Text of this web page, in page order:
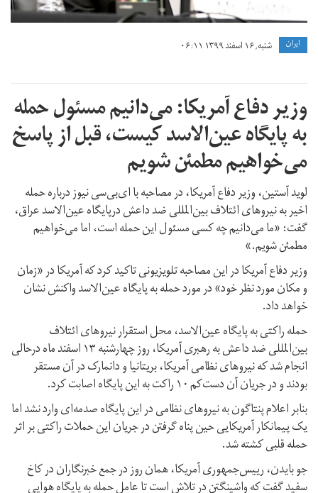
ايران شنبه, ۱۶ اسفند ۱۳۹۹ ۰۶:۱۱
وزیر دفاع آمریکا: می‌دانیم مسئول حمله
به پایگاه عین‌الاسد کیست، قبل از پاسخ
می‌خواهیم مطمئن شویم
لوید آستین، وزیر دفاع آمریکا، در مصاحبه‌ با ای‌بی‌سی نیوز درباره حمله
اخیر به نیروهای ائتلاف بین‌المللی ضد داعش درپایگاه عین‌الاسد عراق،
گفت: «ما می‌دانیم چه کسی مسئول این حمله است، اما می‌خواهیم
مطمئن شویم.»
وزیر دفاع آمریکا در این مصاحبه تلویزیونی تاکید کرد که آمریکا در «زمان
و مکان مورد نظر خود» در مورد حمله به پایگاه عین‌الاسد واکنش نشان
خواهد داد.
حمله راکتی به پایگاه عین‌الاسد، محل استقرار نیروهای ائتلاف
بین‌المللی ضد داعش به رهبری آمریکا، روز چهارشنبه ۱۳ اسفند ماه درحالی
انجام شد که نیروهای نظامی آمریکا، بریتانیا و دانمارک در آن مستقر
بودند و در جریان آن دست‌کم ۱۰ راکت به این پایگاه اصابت کرد.
بنابر اعلام پنتاگون به نیروهای نظامی در این پایگاه صدمه‌ای وارد نشد اما
یک پیمانکار آمریکایی حین پناه گرفتن در جریان این حملات راکتی بر اثر
حمله قلبی کشته شد.
جو بایدن، رییس‌جمهوری آمریکا، همان روز در جمع خبرنگاران در کاخ